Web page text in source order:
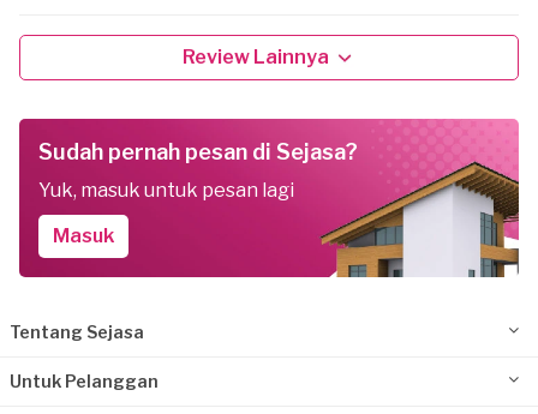
Review Lainnya
Sudah pernah pesan di Sejasa?
Yuk, masuk untuk pesan lagi
Masuk
Tentang Sejasa
Untuk Pelanggan